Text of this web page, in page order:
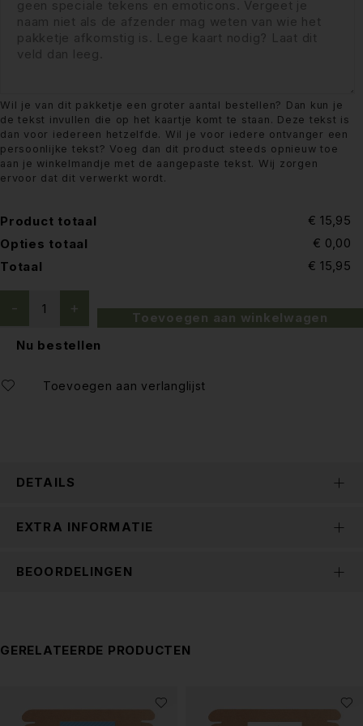
Wil je van dit pakketje een groter aantal bestellen? Dan kun je
de tekst invullen die op het kaartje komt te staan. Deze tekst is
dan voor iedereen hetzelfde. Wil je voor iedere ontvanger een
persoonlijke tekst? Voeg dan dit product steeds opnieuw toe
aan je winkelmandje met de aangepaste tekst. Wij zorgen
ervoor dat dit verwerkt wordt.
Product totaal
€ 15,95
Opties totaal
€ 0,00
Totaal
€ 15,95
Toevoegen aan winkelwagen
Nu bestellen
DETAILS
EXTRA INFORMATIE
BEOORDELINGEN
GERELATEERDE PRODUCTEN